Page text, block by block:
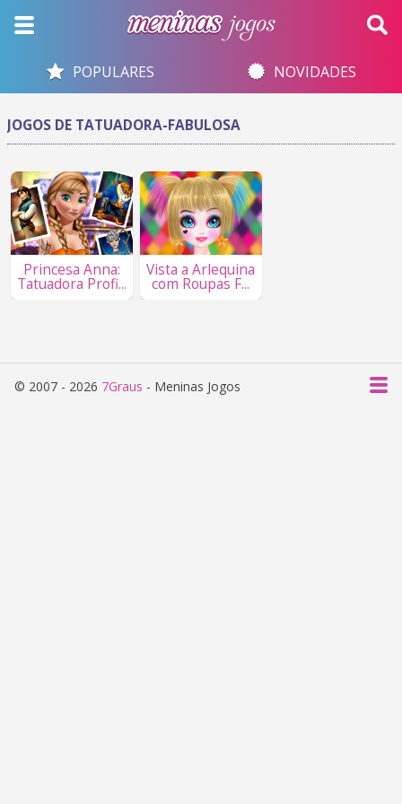
POPULARES NOVIDADES
JOGOS DE TATUADORA-FABULOSA
Princesa Anna:
Tatuadora Profi...
Vista a Arlequina
com Roupas F...
© 2007 - 2026 7Graus - Meninas Jogos